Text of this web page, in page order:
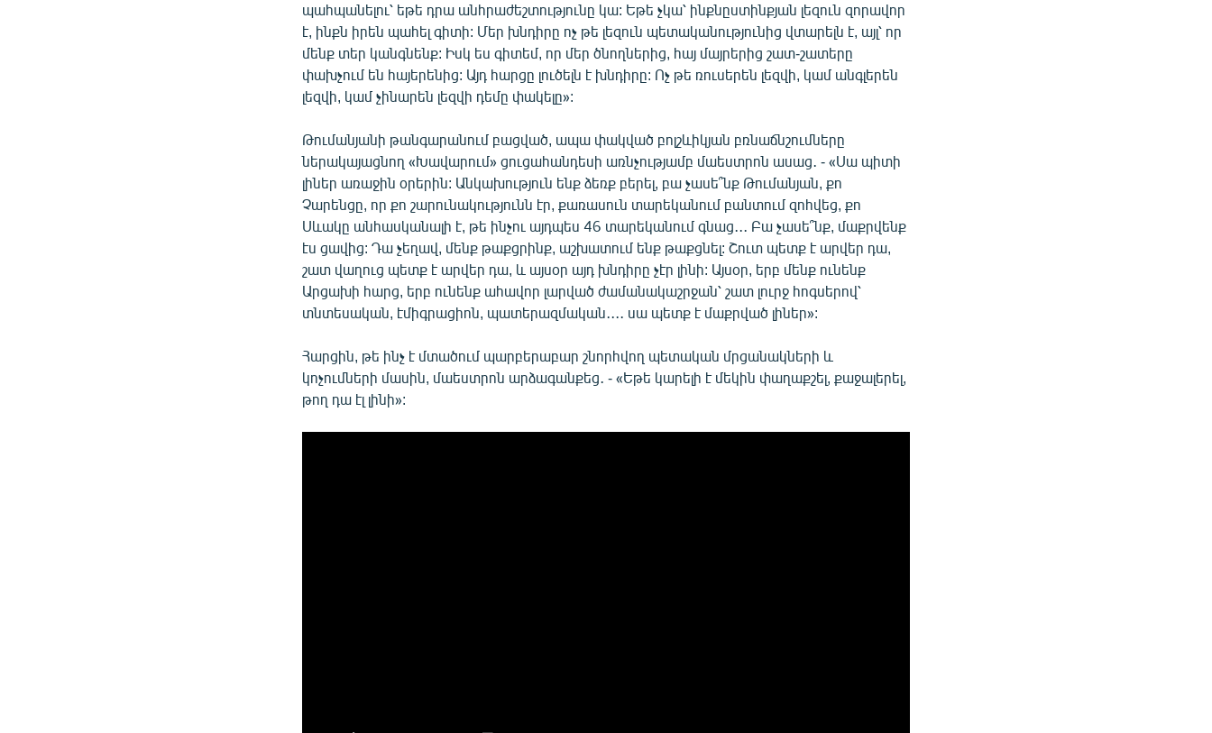
պահպանելու՝ եթե դրա անհրաժեշտությունը կա: Եթե չկա՝ ինքնըստինքյան լեզուն զորավոր
է, ինքն իրեն պահել գիտի: Մեր խնդիրը ոչ թե լեզուն պետականությունից վտարելն է, այլ՝ որ
մենք տեր կանգնենք: Իսկ ես գիտեմ, որ մեր ծնողներից, հայ մայրերից շատ-շատերը
փախչում են հայերենից: Այդ հարցը լուծելն է խնդիրը: Ոչ թե ռուսերեն լեզվի, կամ անգլերեն
լեզվի, կամ չինարեն լեզվի դեմը փակելը»:
Թումանյանի թանգարանում բացված, ապա փակված բոլշևիկյան բռնաճնշումները
ներակայացնող «Խավարում» ցուցահանդեսի առնչությամբ մաեստրոն ասաց․ - «Սա պիտի
լիներ առաջին օրերին: Անկախություն ենք ձեռք բերել, բա չասե՞նք Թումանյան, քո
Չարենցը, որ քո շարունակությունն էր, քառասուն տարեկանում բանտում զոհվեց, քո
Սևակը անհասկանալի է, թե ինչու այդպես 46 տարեկանում գնաց․․․ Բա չասե՞նք, մաքրվենք
էս ցավից: Դա չեղավ, մենք թաքցրինք, աշխատում ենք թաքցնել: Շուտ պետք է արվեր դա,
շատ վաղուց պետք է արվեր դա, և այսօր այդ խնդիրը չէր լինի: Այսօր, երբ մենք ունենք
Արցախի հարց, երբ ունենք ահավոր լարված ժամանակաշրջան՝ շատ լուրջ հոգսերով՝
տնտեսական, էմիգրացիոն, պատերազմական․․․․ սա պետք է մաքրված լիներ»:
Հարցին, թե ինչ է մտածում պարբերաբար շնորհվող պետական մրցանակների և
կոչումների մասին, մաեստրոն արձագանքեց․ - «Եթե կարելի է մեկին փաղաքշել, քաջալերել,
թող դա էլ լինի»: